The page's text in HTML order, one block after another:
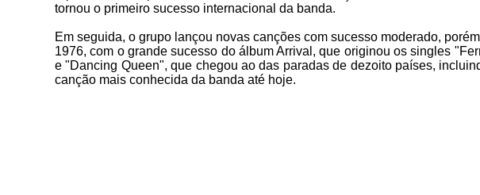
tornou o primeiro sucesso internacional da banda.
Em seguida, o grupo lançou novas canções com sucesso moderado,
1976, com o grande sucesso do álbum Arrival, que originou os singles
e "Dancing Queen", que chegou ao das paradas de dezoito países,
canção mais conhecida da banda até hoje.